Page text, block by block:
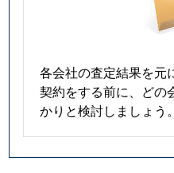
各会社の査定結果を元
契約をする前に、どの
かりと検討しましょう。